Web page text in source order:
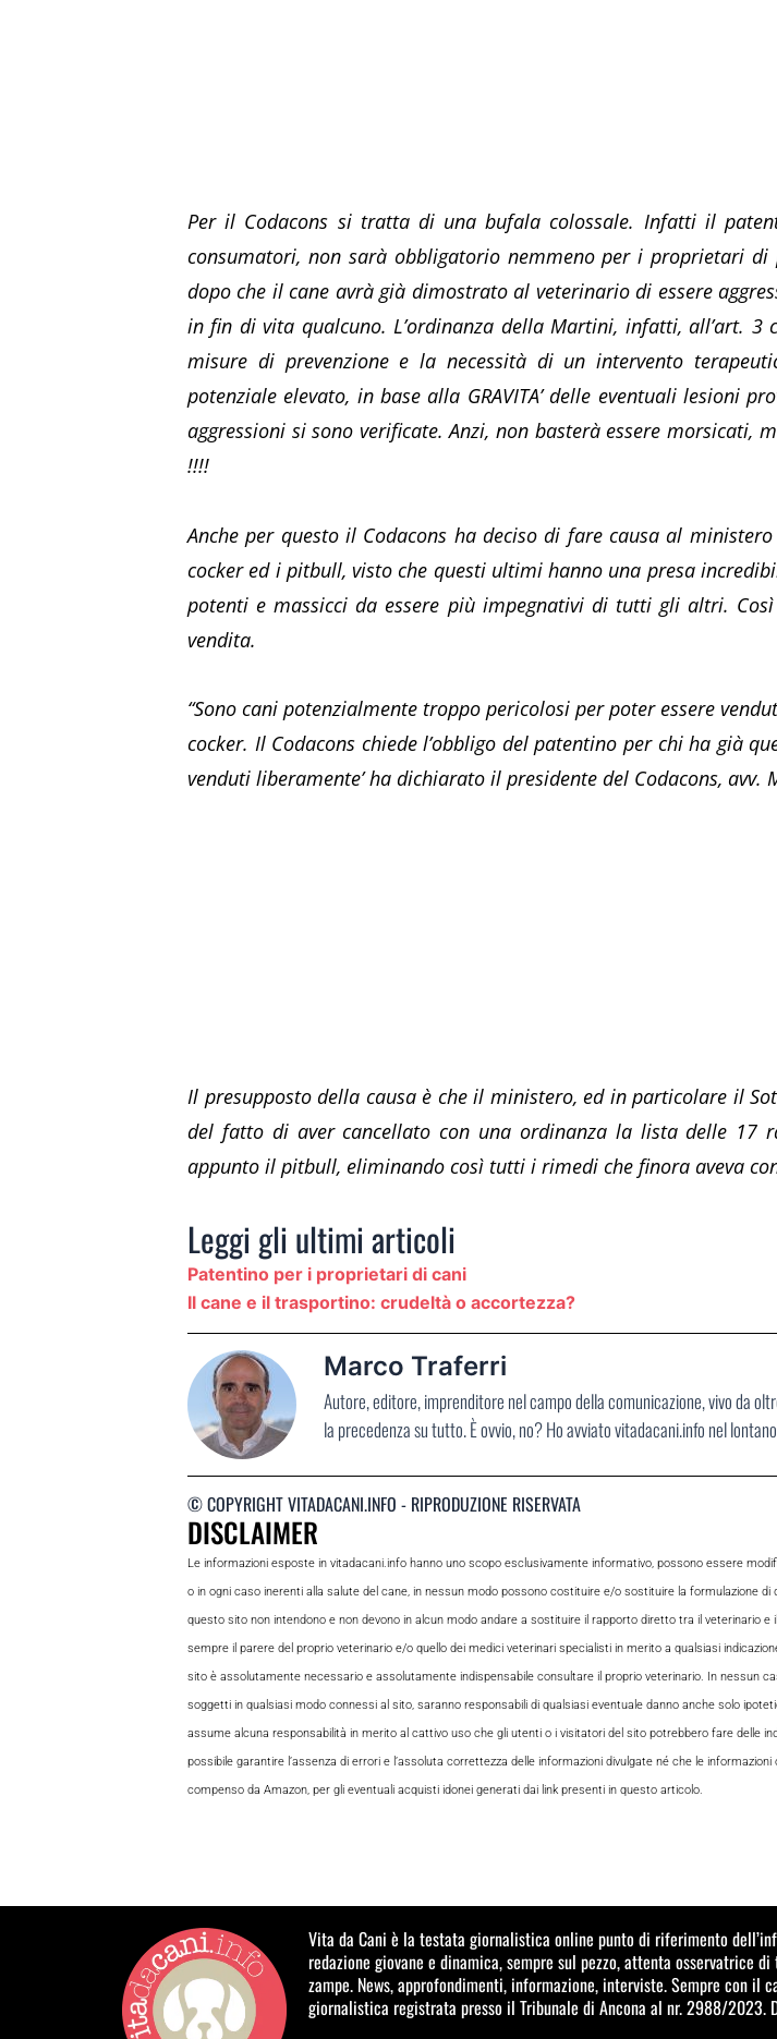
Per il Codacons si tratta di una bufala colossale. Infatti il
consumatori, non sarà obbligatorio nemmeno per i proprietari
dopo che il cane avrà già dimostrato al veterinario di essere
in fin di vita qualcuno. L’ordinanza della Martini, infatti, all’art.
misure di prevenzione e la necessità di un intervento
potenziale elevato, in base alla GRAVITA’ delle eventuali lesioni
aggressioni si sono verificate. Anzi, non basterà essere morsicati,
!!!!
Anche per questo il Codacons ha deciso di fare causa al
cocker ed i pitbull, visto che questi ultimi hanno una presa
potenti e massicci da essere più impegnativi di tutti gli altri.
vendita.
“Sono cani potenzialmente troppo pericolosi per poter essere
cocker. Il Codacons chiede l’obbligo del patentino per chi ha già
venduti liberamente’ ha dichiarato il presidente del Codacons, avv.
Il presupposto della causa è che il ministero, ed in particolare il
del fatto di aver cancellato con una ordinanza la lista delle 17
appunto il pitbull, eliminando così tutti i rimedi che finora aveva
Leggi gli ultimi articoli
Patentino per i proprietari di cani
Il cane e il trasportino: crudeltà o accortezza?
Marco Traferri
Autore, editore, imprenditore nel campo della comunicazione, vivo da
la precedenza su tutto. È ovvio, no? Ho avviato vitadacani.info nel
© COPYRIGHT VITADACANI.INFO - RIPRODUZIONE RISERVATA
DISCLAIMER
Le informazioni esposte in vitadacani.info hanno uno scopo esclusivamente informativo, possono essere
o in ogni caso inerenti alla salute del cane, in nessun modo possono costituire e/o sostituire la formulazione
questo sito non intendono e non devono in alcun modo andare a sostituire il rapporto diretto tra il veterinario
sempre il parere del proprio veterinario e/o quello dei medici veterinari specialisti in merito a qualsiasi
sito è assolutamente necessario e assolutamente indispensabile consultare il proprio veterinario. In nessun
soggetti in qualsiasi modo connessi al sito, saranno responsabili di qualsiasi eventuale danno anche solo
assume alcuna responsabilità in merito al cattivo uso che gli utenti o i visitatori del sito potrebbero fare delle
possibile garantire l’assenza di errori e l’assoluta correttezza delle informazioni divulgate né che le
compenso da Amazon, per gli eventuali acquisti idonei generati dai link presenti in questo articolo.
Vita da Cani è la testata giornalistica online punto di riferimento
redazione giovane e dinamica, sempre sul pezzo, attenta osservatrice
zampe. News, approfondimenti, informazione, interviste. Sempre con il
giornalistica registrata presso il Tribunale di Ancona al nr. 2988/2023.